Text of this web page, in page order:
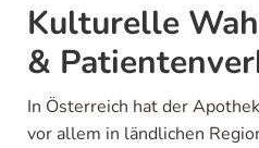
Kulturelle
&
In Österreich hat der
vor allem in ländlichen